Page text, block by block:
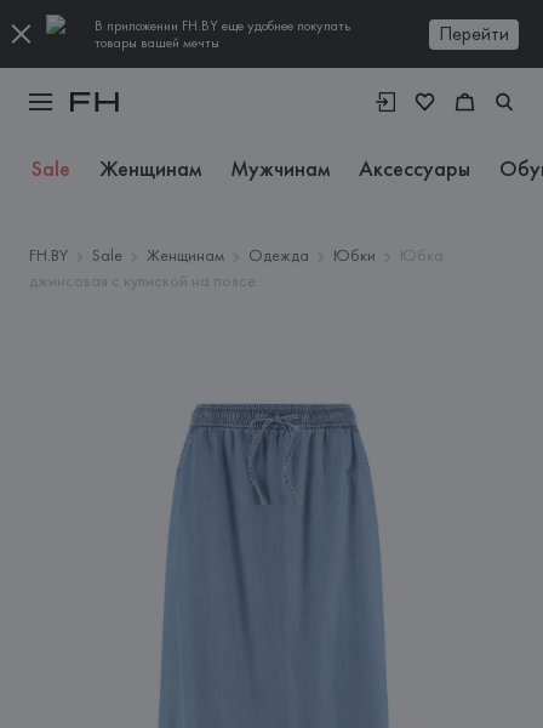
В приложении FH.BY еще удобнее покупать
товары вашей мечты
Перейти
Sale Женщинам Мужчинам Аксессуары
FH.BY Sale Женщинам Одежда Юбки
Юбка
джинсовая с кулиской на поясе